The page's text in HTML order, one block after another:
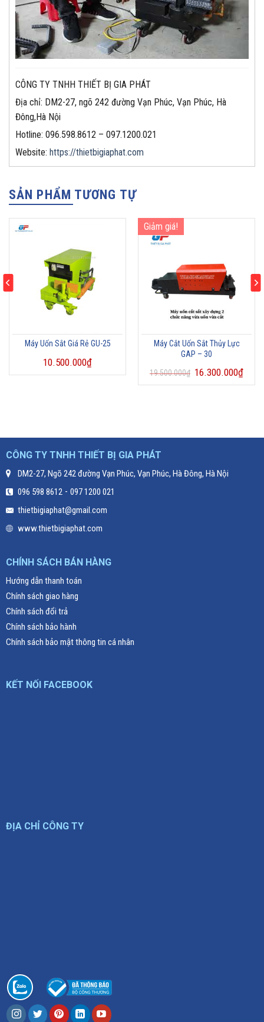
CÔNG TY TNHH THIẾT BỊ GIA PHÁT
Địa chỉ: DM2-27, ngõ 242 đường Vạn Phúc, Vạn Phúc, Hà
Đông,Hà Nội
Hotline: 096.598.8612 – 097.1200.021
Website: https://thietbigiaphat.com
SẢN PHẨM TƯƠNG TỰ
Máy Uốn Sắt Giá Rẻ GU-25
10.500.000₫
Giảm giá!
Máy Cắt Uốn Sắt Thủy Lực
GAP – 30
19.500.000₫ 16.300.000₫
CÔNG TY TNHH THIẾT BỊ GIA PHÁT
DM2-27, Ngõ 242 đường Vạn Phúc, Vạn Phúc, Hà Đông, Hà Nội
096 598 8612- 097 1200 021
thietbigiaphat@gmail.com
www.thietbigiaphat.com
CHÍNH SÁCH BÁN HÀNG
Hướng dẫn thanh toán
Chính sách giao hàng
Chính sách đổi trả
Chính sách bảo hành
Chính sách bảo mật thông tin cá nhân
KẾT NỐI FACEBOOK
ĐỊA CHỈ CÔNG TY